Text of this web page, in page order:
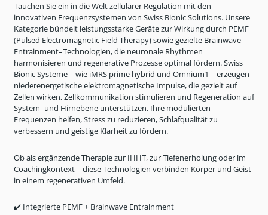
Tauchen Sie ein in die Welt zellulärer Regulation mit den
innovativen Frequenzsystemen von Swiss Bionic Solutions. Unsere
Kategorie bündelt leistungsstarke Geräte zur Wirkung durch PEMF
(Pulsed Electromagnetic Field Therapy) sowie gezielte Brainwave
Entrainment–Technologien, die neuronale Rhythmen
harmonisieren und regenerative Prozesse optimal fördern.Swiss
Bionic Systeme– wie iMRS prime hybrid und Omnium1 – erzeugen
niederenergetische elektromagnetische Impulse, die gezielt auf
Zellen wirken, Zellkommunikation stimulieren und Regeneration auf
System- und Hirnebene unterstützen. Ihre modulierten
Frequenzen helfen, Stress zu reduzieren, Schlafqualität zu
verbessern und geistige Klarheit zu fördern.
Ob als ergänzende Therapie zur IHHT, zur Tiefenerholung oder im
Coachingkontext– diese Technologien verbinden Körper und Geist
in einem regenerativen Umfeld.
✔️ Integrierte PEMF + Brainwave Entrainment